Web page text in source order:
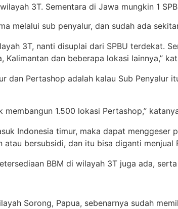
3T. Sementara di Jawa mungkin 1
melalui sub penyalur, dan sudah ada
3T, nanti disuplai dari SPBU terdekat.
dan beberapa lokasi lainnya,”
dan Pertashop adalah kalau Sub Penyalur
1.500 lokasi Pertashop,”
Indonesia timur, maka dapat menggeser
bersubsidi, dan itu bisa diganti menjual
BBM di wilayah 3T juga ada,
Sorong, Papua, sebenarnya sudah